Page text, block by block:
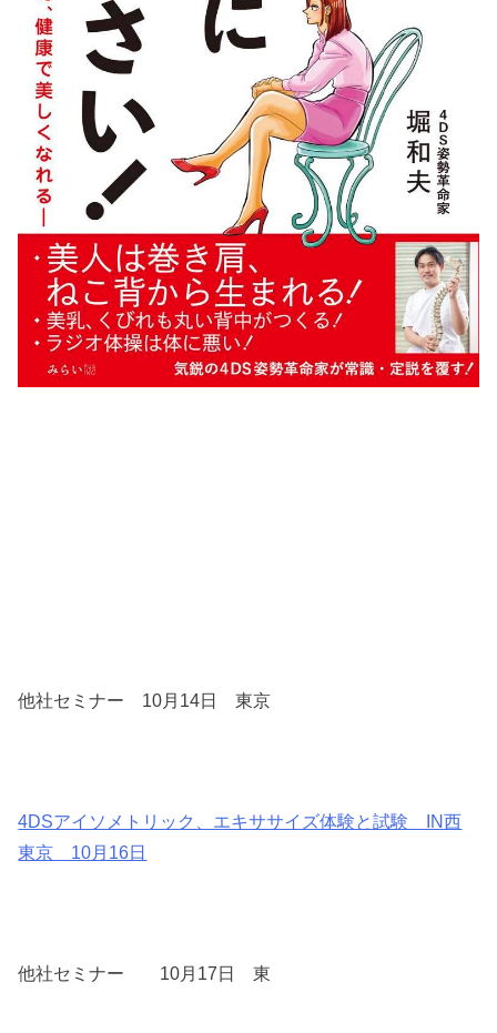
他社セミナー 10月14日 東京
4DSアイソメトリック、エキササイズ体験と試験 IN西
東京 10月16日
他社セミナー 10月17日 東